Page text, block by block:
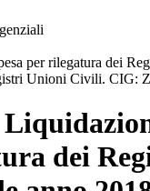
per rilegatura dei
Unioni Civili. CIG:
dei